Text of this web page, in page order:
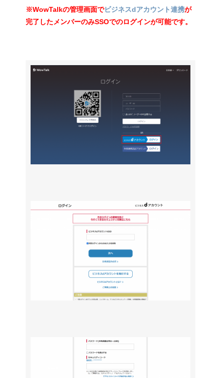
※WowTalkの管理画面でビジネスdアカウント連携が
完了したメンバーのみSSOでのログインが可能です。